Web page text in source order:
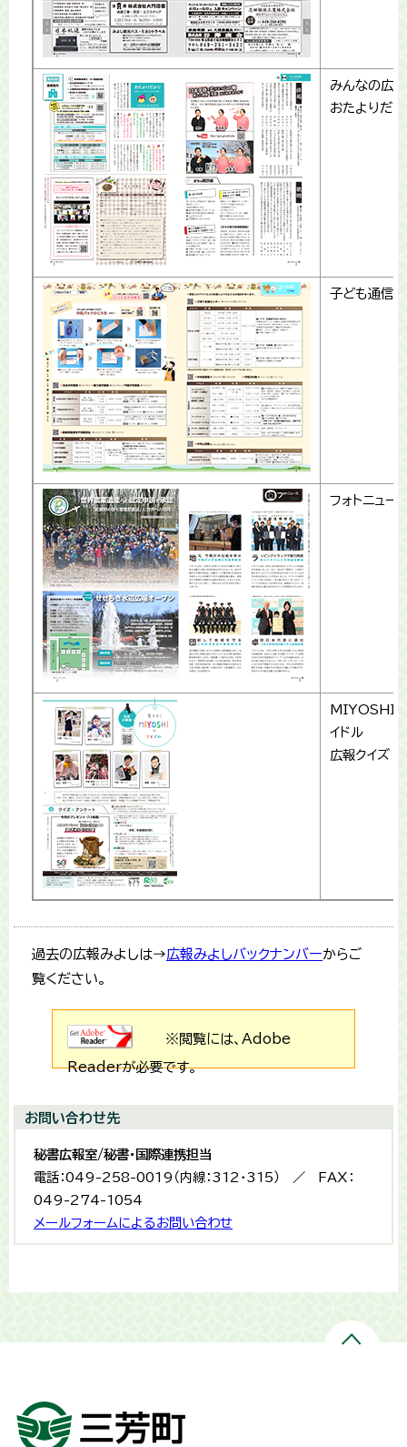
みんなの広場
おたよりだよ
子ども通信
フォトニュー
MIYOSHI
イドル
広報クイズ
過去の広報みよしは→広報みよしバックナンバーからご
覧ください。
※閲覧には、Adobe
Readerが必要です。
お問い合わせ先
秘書広報室/秘書・国際連携担当
電話：049-258-0019（内線：312・315） ／ FAX：
049-274-1054
メールフォームによるお問い合わせ